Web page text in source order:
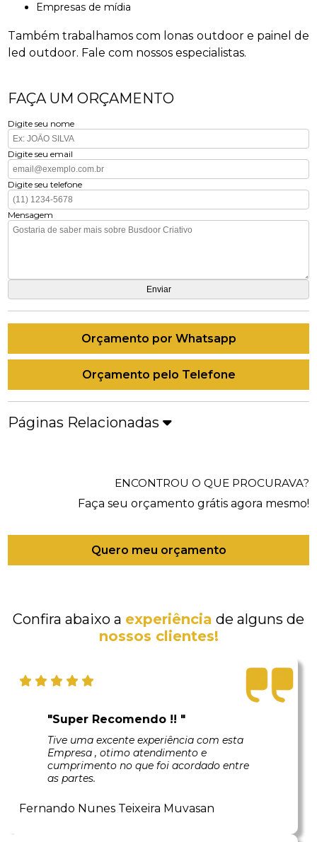
empresas de mídia
Também trabalhamos com lonas outdoor e painel de
led outdoor. Fale com nossos especialistas.
FAÇA UM ORÇAMENTO
Digite seu nome
Digite seu email
Digite seu telefone
Mensagem
Orçamento por Whatsapp
Orçamento pelo Telefone
Páginas Relacionadas
ENCONTROU O QUE PROCURAVA?
Faça seu orçamento grátis agora mesmo!
Quero meu orçamento
Confira abaixo a experiência de alguns de
nossos clientes!
"Super Recomendo !! "
Tive uma excente experiência com esta
Empresa , otimo atendimento e
cumprimento no que foi acordado entre
as partes.
Fernando Nunes Teixeira Muvasan